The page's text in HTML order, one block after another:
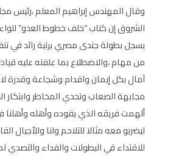
وقال المهندس إبراهيم المعلم ،رئيس
الشروق إن كتاب “خلف خطوط العدو”
يسجل بطولة جندى مصري برتبة رائد في
من مهام ،والاضطلاع بما علقته عليه
آمال بكل إيمان واقدام وشجاعة وقدرة
مجابهة الصعاب وتحدي المخاطر وابتكار
ألهمت فريقه الذي يقوده وأهله وأهلنا
ليضربو معه مثالا للتلاحم ولنا وللأجيال
للاقتداء في البطولات والفداء والتصدي